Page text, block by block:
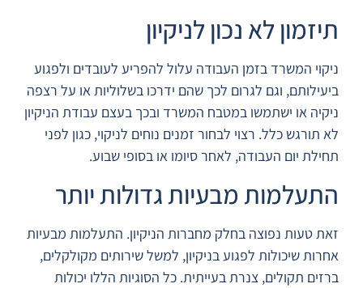
תיזמון לא נכון לניקיון
ניקוי המשרד בזמן העבודה עלול להפריע לעובדים ולפגוע
ביעילותם, וגם לגרום לכך שהם ידרכו בשלוליות או על רצפה
ניקיה או ישתמשו במטבח המשרד ובכך בעצם עבודת הניקיון
לא תורגש כלל. רצוי לבחור זמנים נוחים לניקוי, כגון לפני
תחילת יום העבודה, לאחר סיומו או בסופי שבוע.
התעלמות מבעיות גדולות יותר
זאת טעות נפוצה בחלק מחברות הניקיון. התעלמות מבעיות
אחרות שיכולות לפגוע בניקיון, למשל שירותים מקולקלים,
ברזים תקולים, צנרת בעייתית. כל הסוגיות הללו יכולות